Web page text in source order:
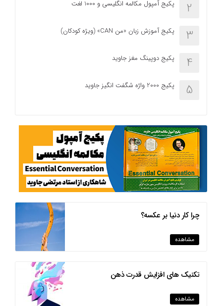
2 پکیج آمپول مکالمه انگلیسی و 1000 لغت
3 پکیج آموزش زبان «من CAN» (ویژه کودکان)
4 پکیج دوپینگ مغز جاوید
5 پکیج 2000 واژه شگفت انگیز جاوید
چرا کار دنیا بر عکسه؟
مشاهده
تکنیک های افزایش قدرت ذهن
مشاهده